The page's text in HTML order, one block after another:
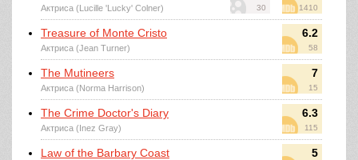
30 1410
Актриса (Lucille 'Lucky' Colner)
6.2
58
Treasure of Monte Cristo
Актриса (Jean Turner)
7
15
The Mutineers
Актриса (Norma Harrison)
6.3
115
The Crime Doctor's Diary
Актриса (Inez Gray)
5
Law of the Barbary Coast